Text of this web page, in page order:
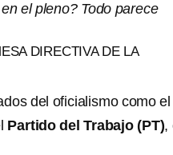
el pleno? Todo parece
DIRECTIVA DE LA
del oficialismo como el
Partido del Trabajo (PT),